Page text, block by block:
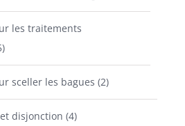
les traitements
sceller les bagues (2)
disjonction (4)